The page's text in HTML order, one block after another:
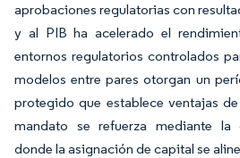
aprobaciones regulatorias con
y al PIB ha acelerado el
entornos regulatorios controlados
modelos entre pares otorgan un
protegido que establece ventajas
mandato se refuerza mediante la
donde la asignación de capital se